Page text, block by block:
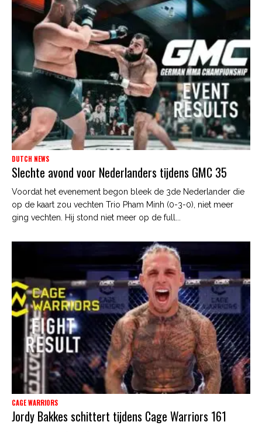
DUTCH NEWS
Slechte avond voor Nederlanders tijdens GMC 35
Voordat het evenement begon bleek de 3de Nederlander die
op de kaart zou vechten Trio Pham Minh (0-3-0), niet meer
ging vechten. Hij stond niet meer op de full...
CAGE WARRIORS
Jordy Bakkes schittert tijdens Cage Warriors 161